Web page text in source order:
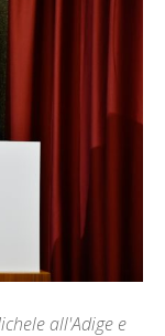
all'Adige e